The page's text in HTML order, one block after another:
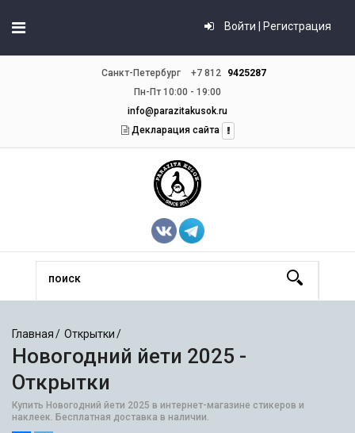
Войти | Регистрация
Санкт-Петербург +7 812
9425287
Пн-Пт 10:00 - 19:00
info@parazitakusok.ru
Декларация сайта
Главная Открытки
Новогодний йети 2025 -
Открытки
Купить Новогодний йети 2025 в интернет-магазине стикеров и
наклеек. Бесплатная доставка в наличии.